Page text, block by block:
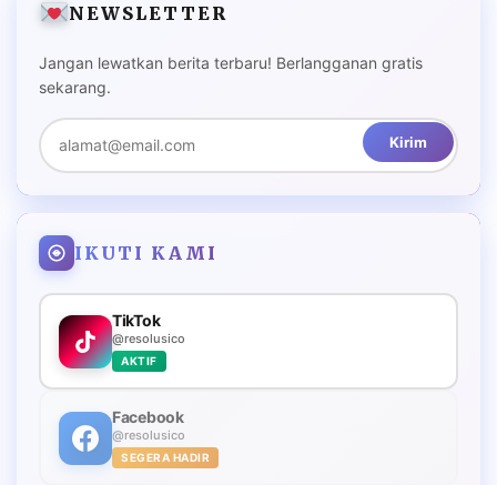
NEWSLETTER
Jangan lewatkan berita terbaru! Berlangganan gratis
sekarang.
Kirim
IKUTI KAMI
TikTok
@resolusico
AKTIF
Facebook
@resolusico
SEGERA HADIR